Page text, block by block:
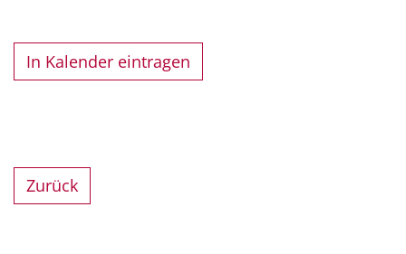
In Kalender eintragen
Zurück